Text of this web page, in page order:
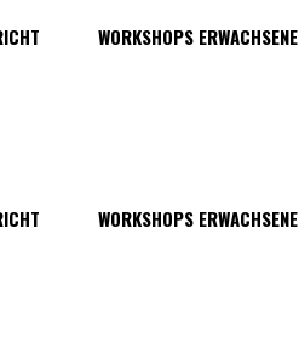
WORKSHOPS ERWACHSENE
WORKSHOPS ERWACHSENE